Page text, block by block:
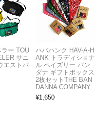
ラー TOU
サニ
エストバ
ハバハンク HAV-A-H
ANK トラディショナ
ル ペイズリー バン
ダナ ギフトボックス
2枚セットTHE BAN
DANNA COMPANY
¥1,650